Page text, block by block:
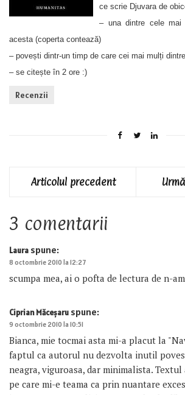
ce scrie Djuvara de
– una dintre cele mai
acesta (coperta contează)
– povești dintr-un timp de care cei mai mulți
– se citește în 2 ore :)
Recenzii
Articolul precedent
3 comentarii
Laura spune:
8 octombrie 2010 la 12:27
scumpa mea, ai o pofta de lectura de n-
Ciprian Măceşaru spune:
9 octombrie 2010 la 10:51
Bianca, mie tocmai asta mi-a placut la
faptul ca autorul nu dezvolta inutil
neagra, viguroasa, dar minimalista.
pe care mi-e teama ca prin nuantare